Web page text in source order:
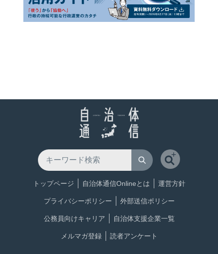
トップページ 自治体通信Onlineとは 運営方針
プライバシーポリシー 外部送信ポリシー
公務員向けキャリア 自治体支援企業一覧
メルマガ登録 読者アンケート